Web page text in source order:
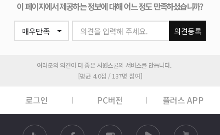
이 페이지에서 제공하는 정보에 대해 어느 정도 만족하셨습니까?
의견을 입력해 주세요. 의견등록
여러분의 의견이 더 좋은 시원스쿨의 서비스를 만듭니다.
[평균 4.0점 / 137명 참여]
로그인 PC버전 플러스 APP